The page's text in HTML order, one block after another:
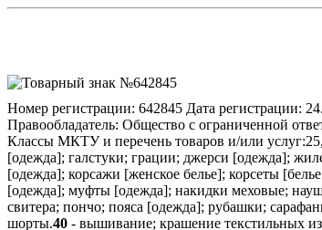
Номер регистрации: 642845 Дата регистрации:
Правообладатель: Общество с ограниченной
Классы МКТУ и перечень товаров и/или услуг:
[одежда]; галстуки; грации; джерси [одежда];
[одежда]; корсажи [женское белье]; корсеты
[одежда]; муфты [одежда]; накидки меховые;
свитера; пончо; пояса [одежда]; рубашки;
шорты.40 - вышивание; крашение текстильных